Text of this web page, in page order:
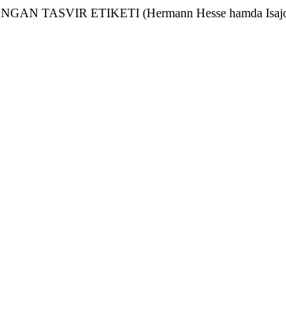
TASVIR ETIKETI (Hermann Hesse hamda